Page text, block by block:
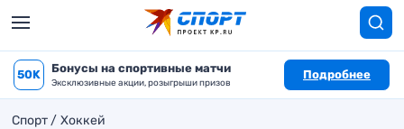
50K Бонусы на спортивные матчи
Эксклюзивные акции, розыгрыши призов
Подробнее
Спорт Хоккей